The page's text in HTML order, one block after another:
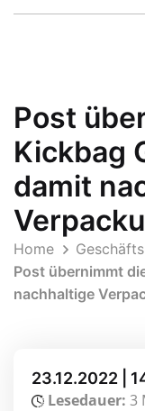
Post
Kickbag
damit
Home
Post übernimmt
nachhaltige
23.12.2022 |
Lesedauer: 3